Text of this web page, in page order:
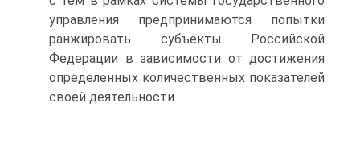
управления предпринимаются попытки
ранжировать субъекты Российской
Федерации в зависимости от достижения
определенных количественных показателей
своей деятельности.